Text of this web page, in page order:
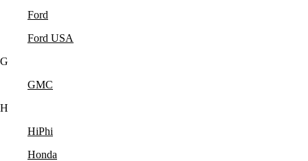
Ford
Ford USA
G
GMC
H
HiPhi
Honda